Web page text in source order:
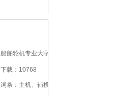
船舶轮机专业大字典
下载：10768
词条：主机、辅机、副机、曲轴、凸轮